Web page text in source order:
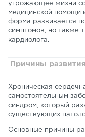
угрожающее жизни
медицинской помощи
форма развивается
симптомов, но также
кардиолога.
Причины
Хроническая
самостоятельным
синдром, который
существующих
Основные причины